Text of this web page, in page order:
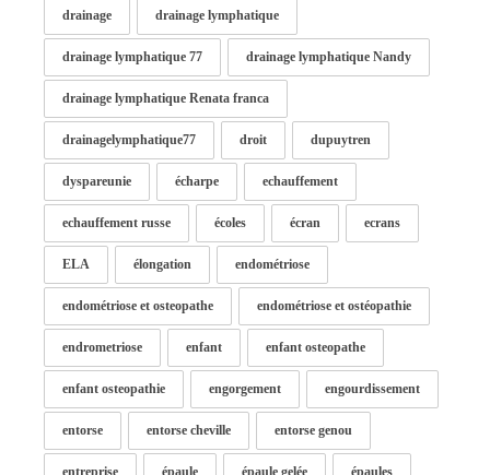
drainage drainage lymphatique
drainage lymphatique 77 drainage lymphatique Nandy
drainage lymphatique Renata franca
drainagelymphatique77 droit dupuytren
dyspareunie écharpe echauffement
echauffement russe écoles écran ecrans
ELA élongation endométriose
endométriose et osteopathe endométriose et ostéopathie
endrometriose enfant enfant osteopathe
enfant osteopathie engorgement engourdissement
entorse entorse cheville entorse genou
entreprise épaule épaule gelée épaules